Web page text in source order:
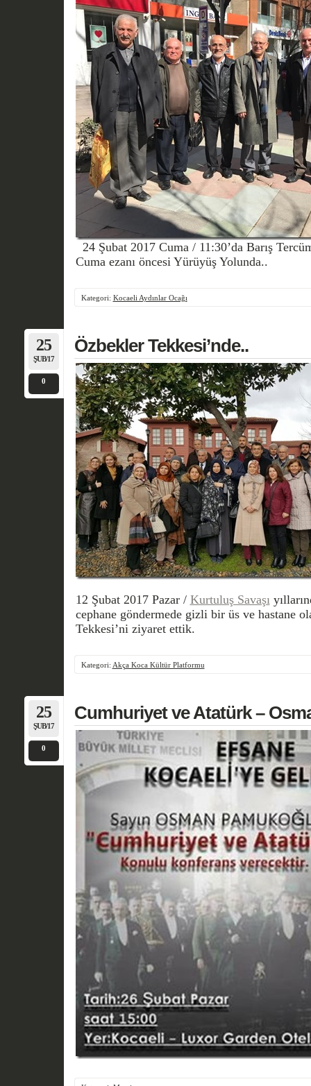
24 Şubat 2017 Cuma / 11:30’da Barış
Cuma ezanı öncesi Yürüyüş Yolunda..
Kategori: Kocaeli Aydınlar Ocağı
25
ŞUB/17
0
Özbekler Tekkesi’nde..
12 Şubat 2017 Pazar / Kurtuluş Savaşı
cephane göndermede gizli bir üs ve hastane
Tekkesi’ni ziyaret ettik.
Kategori: Akça Koca Kültür Platformu
25
ŞUB/17
0
Cumhuriyet ve Atatürk –